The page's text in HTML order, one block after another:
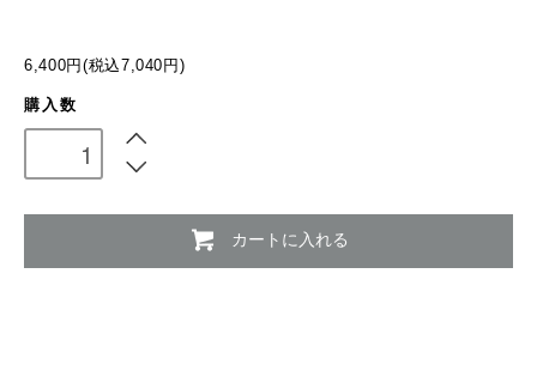
6,400円(税込7,040円)
購入数
カートに入れる